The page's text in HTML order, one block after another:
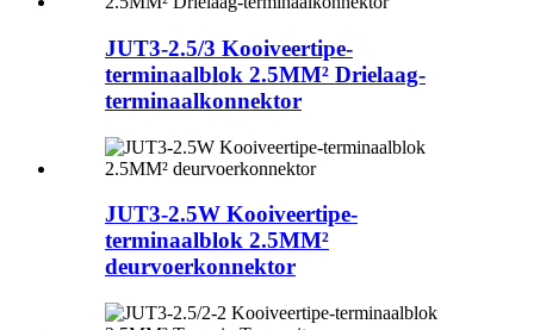
JUT3-2.5/3 Kooiveertipe-
terminaalblok 2.5MM² Drielaag-
terminaalkonnektor
JUT3-2.5W Kooiveertipe-
terminaalblok 2.5MM²
deurvoerkonnektor